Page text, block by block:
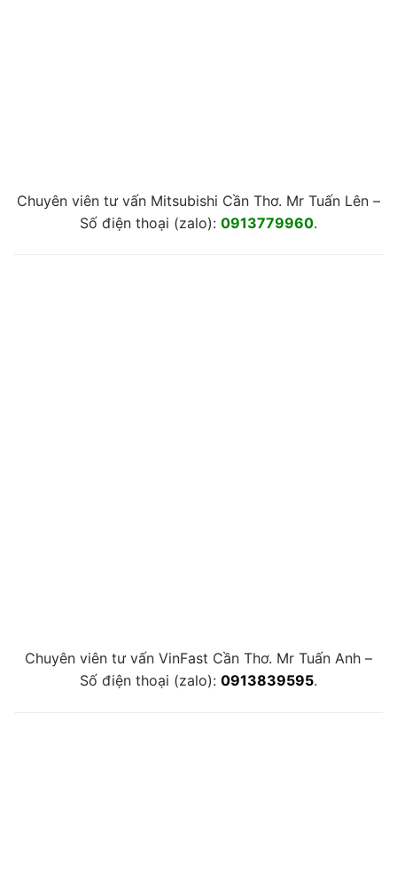
Chuyên viên tư vấn Mitsubishi Cần Thơ. Mr Tuấn Lên –
Số điện thoại (zalo): 0913779960.
Chuyên viên tư vấn VinFast Cần Thơ. Mr Tuấn Anh –
Số điện thoại (zalo): 0913839595.